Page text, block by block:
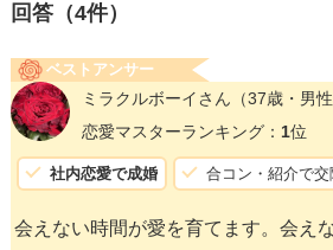
回答（4件）
ベストアンサー
ミラクルボーイさん （37歳・男
恋愛マスターランキング： 1位
社内恋愛で成婚 合コン・紹介で交
会えない時間が愛を育てます。会え